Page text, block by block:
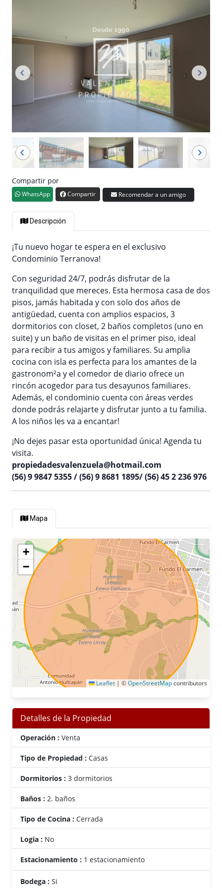
Compartir por
WhatsApp Compartir Recomendar a un amigo
Descripción
¡Tu nuevo hogar te espera en el exclusivo
Condominio Terranova!
Con seguridad 24/7, podrás disfrutar de la
tranquilidad que mereces. Esta hermosa casa de dos
pisos, jamás habitada y con solo dos años de
antigüedad, cuenta con amplios espacios, 3
dormitorios con closet, 2 baños completos (uno en
suite) y un baño de visitas en el primer piso, ideal
para recibir a tus amigos y familiares. Su amplia
cocina con isla es perfecta para los amantes de la
gastronom²a y el comedor de diario ofrece un
rincón acogedor para tus desayunos familiares.
Además, el condominio cuenta con áreas verdes
donde podrás relajarte y disfrutar junto a tu familia.
A los niños les va a encantar!
¡No dejes pasar esta oportunidad única! Agenda tu
visita.
propiedadesvalenzuela@hotmail.com
(56) 9 9847 5355 / (56) 9 8681 1895/ (56) 45 2 236 976
Mapa
+
−
Leaflet | ©OpenStreetMapcontributors
Detalles de la Propiedad
Operación : Venta
Tipo de Propiedad : Casas
Dormitorios : 3 dormitorios
Baños : 2. baños
Tipo de Cocina : Cerrada
Logia : No
Estacionamiento : 1 estacionamiento
Bodega : Si